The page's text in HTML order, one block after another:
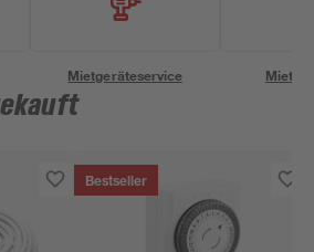
Mietgeräteservice
Bestseller